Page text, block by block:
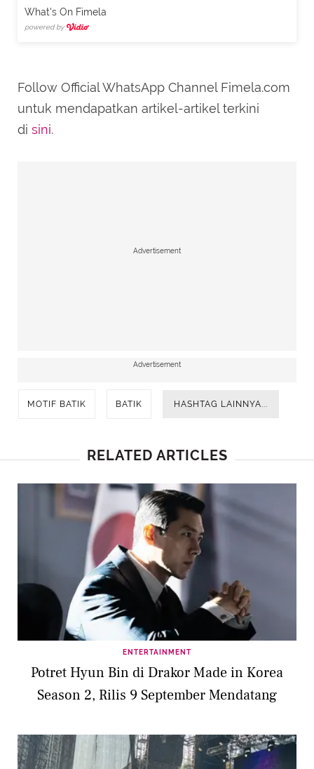
What's On Fimela
powered by
Follow Official WhatsApp Channel Fimela.com
untuk mendapatkan artikel-artikel terkini
di sini.
Advertisement
Advertisement
MOTIF BATIK BATIK HASHTAG LAINNYA...
RELATED ARTICLES
ENTERTAINMENT
Potret Hyun Bin di Drakor Made in Korea
Season 2, Rilis 9 September Mendatang